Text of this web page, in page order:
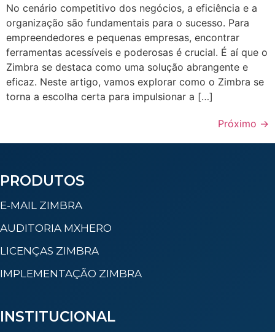
No cenário competitivo dos negócios, a eficiência e a
organização são fundamentais para o sucesso. Para
empreendedores e pequenas empresas, encontrar
ferramentas acessíveis e poderosas é crucial. É aí que o
Zimbra se destaca como uma solução abrangente e
eficaz. Neste artigo, vamos explorar como o Zimbra se
torna a escolha certa para impulsionar a […]
Próximo →
PRODUTOS
E-MAIL ZIMBRA
AUDITORIA MXHERO
LICENÇAS ZIMBRA
IMPLEMENTAÇÃO ZIMBRA
INSTITUCIONAL